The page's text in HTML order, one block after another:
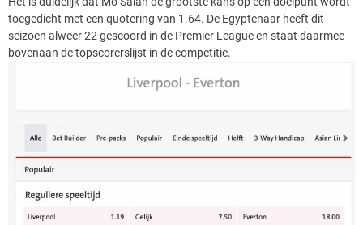
toegedicht met een quotering van 1.64. De Egyptenaar heeft dit
seizoen alweer 22 gescoord in de Premier League en staat daarmee
bovenaan de topscorerslijst in de competitie.